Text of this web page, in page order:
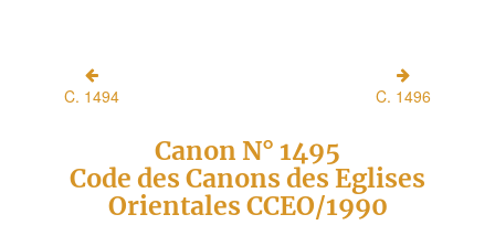
Ressources
Connexion
C. 1494 C. 1496
Canon N° 1495
Code des Canons des Eglises
Orientales CCEO/1990